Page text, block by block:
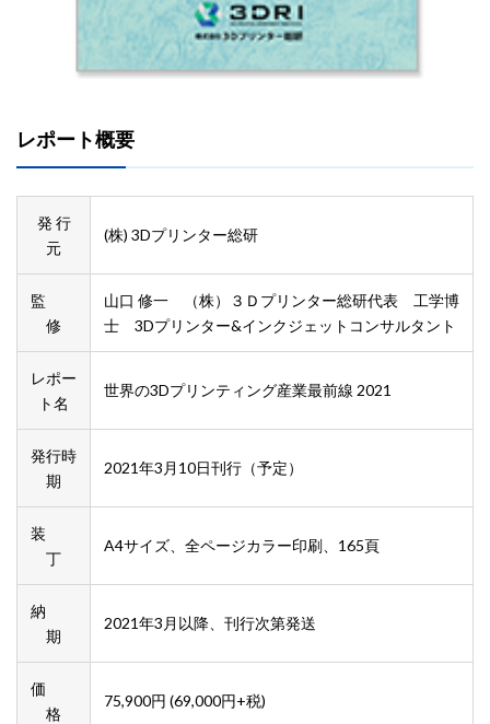
レポート概要
発 行
元
(株) 3Dプリンター総研
監
修
山口 修一 （株）３Ｄプリンター総研代表 工学博
士 3Dプリンター&インクジェットコンサルタント
レポー
ト名
世界の3Dプリンティング産業最前線 2021
発行時
期
2021年3月10日刊行（予定）
装
丁
A4サイズ、全ページカラー印刷、165頁
納
期
2021年3月以降、刊行次第発送
価
格
75,900円 (69,000円+税)